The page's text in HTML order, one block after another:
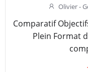
Olivier -
Comparatif
Plein Format